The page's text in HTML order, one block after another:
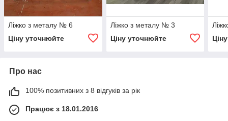
Ліжко з металу № 6
Ціну уточнюйте
Ліжко з металу № 3
Ціну уточнюйте
Про нас
100% позитивних з 8 відгуків за рік
Працює з 18.01.2016